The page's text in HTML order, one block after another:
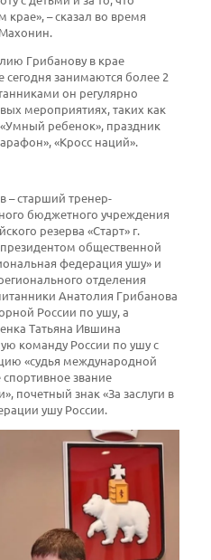
крае», – сказал во время
Грибанову в крае
сегодня занимаются более 2
он регулярно
мероприятиях, таких как
ребенок», праздник
«Кросс наций».
– старший тренер-
бюджетного учреждения
резерва «Старт» г.
общественной
федерация ушу» и
отделения
Анатолия Грибанова
России по ушу, а
Татьяна Ившина
команду России по ушу с
«судья международной
спортивное звание
почетный знак «За заслуги в
ушу России.